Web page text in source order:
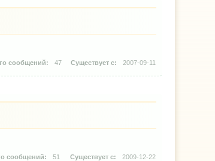
47 2007-09-11
51 2009-12-22